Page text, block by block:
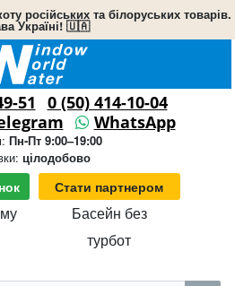
російських та білоруських товарів.
Україні! 🇺🇦
51
0 (50) 414-10-04
WhatsApp
Пн-Пт 9:00–19:00
цілодобово
Стати партнером
Басейн без
турбот